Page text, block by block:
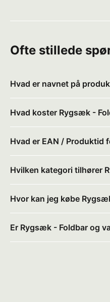
Ofte stillede
Hvad er navnet på
Hvad koster Rygsæk -
Hvad er EAN /
Hvilken kategori tilhører
Hvor kan jeg købe
Er Rygsæk - Foldbar og